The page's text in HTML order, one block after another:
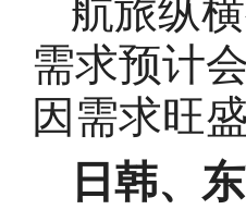
航旅纵
需求预计
因需求旺
日韩、